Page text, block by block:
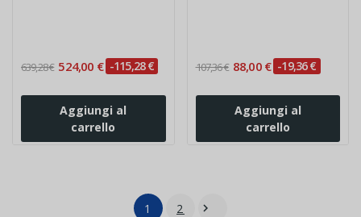
639,28 € 524,00 € -115,28 €
Aggiungi al
carrello
107,36 € 88,00 € -19,36 €
Aggiungi al
carrello
1 2 